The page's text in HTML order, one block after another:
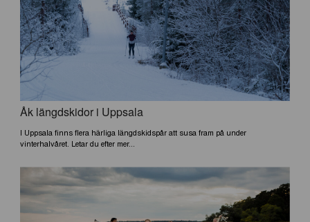
Åk längdskidor i Uppsala
I Uppsala finns flera härliga längdskidspår att susa fram på under
vinterhalvåret. Letar du efter mer...